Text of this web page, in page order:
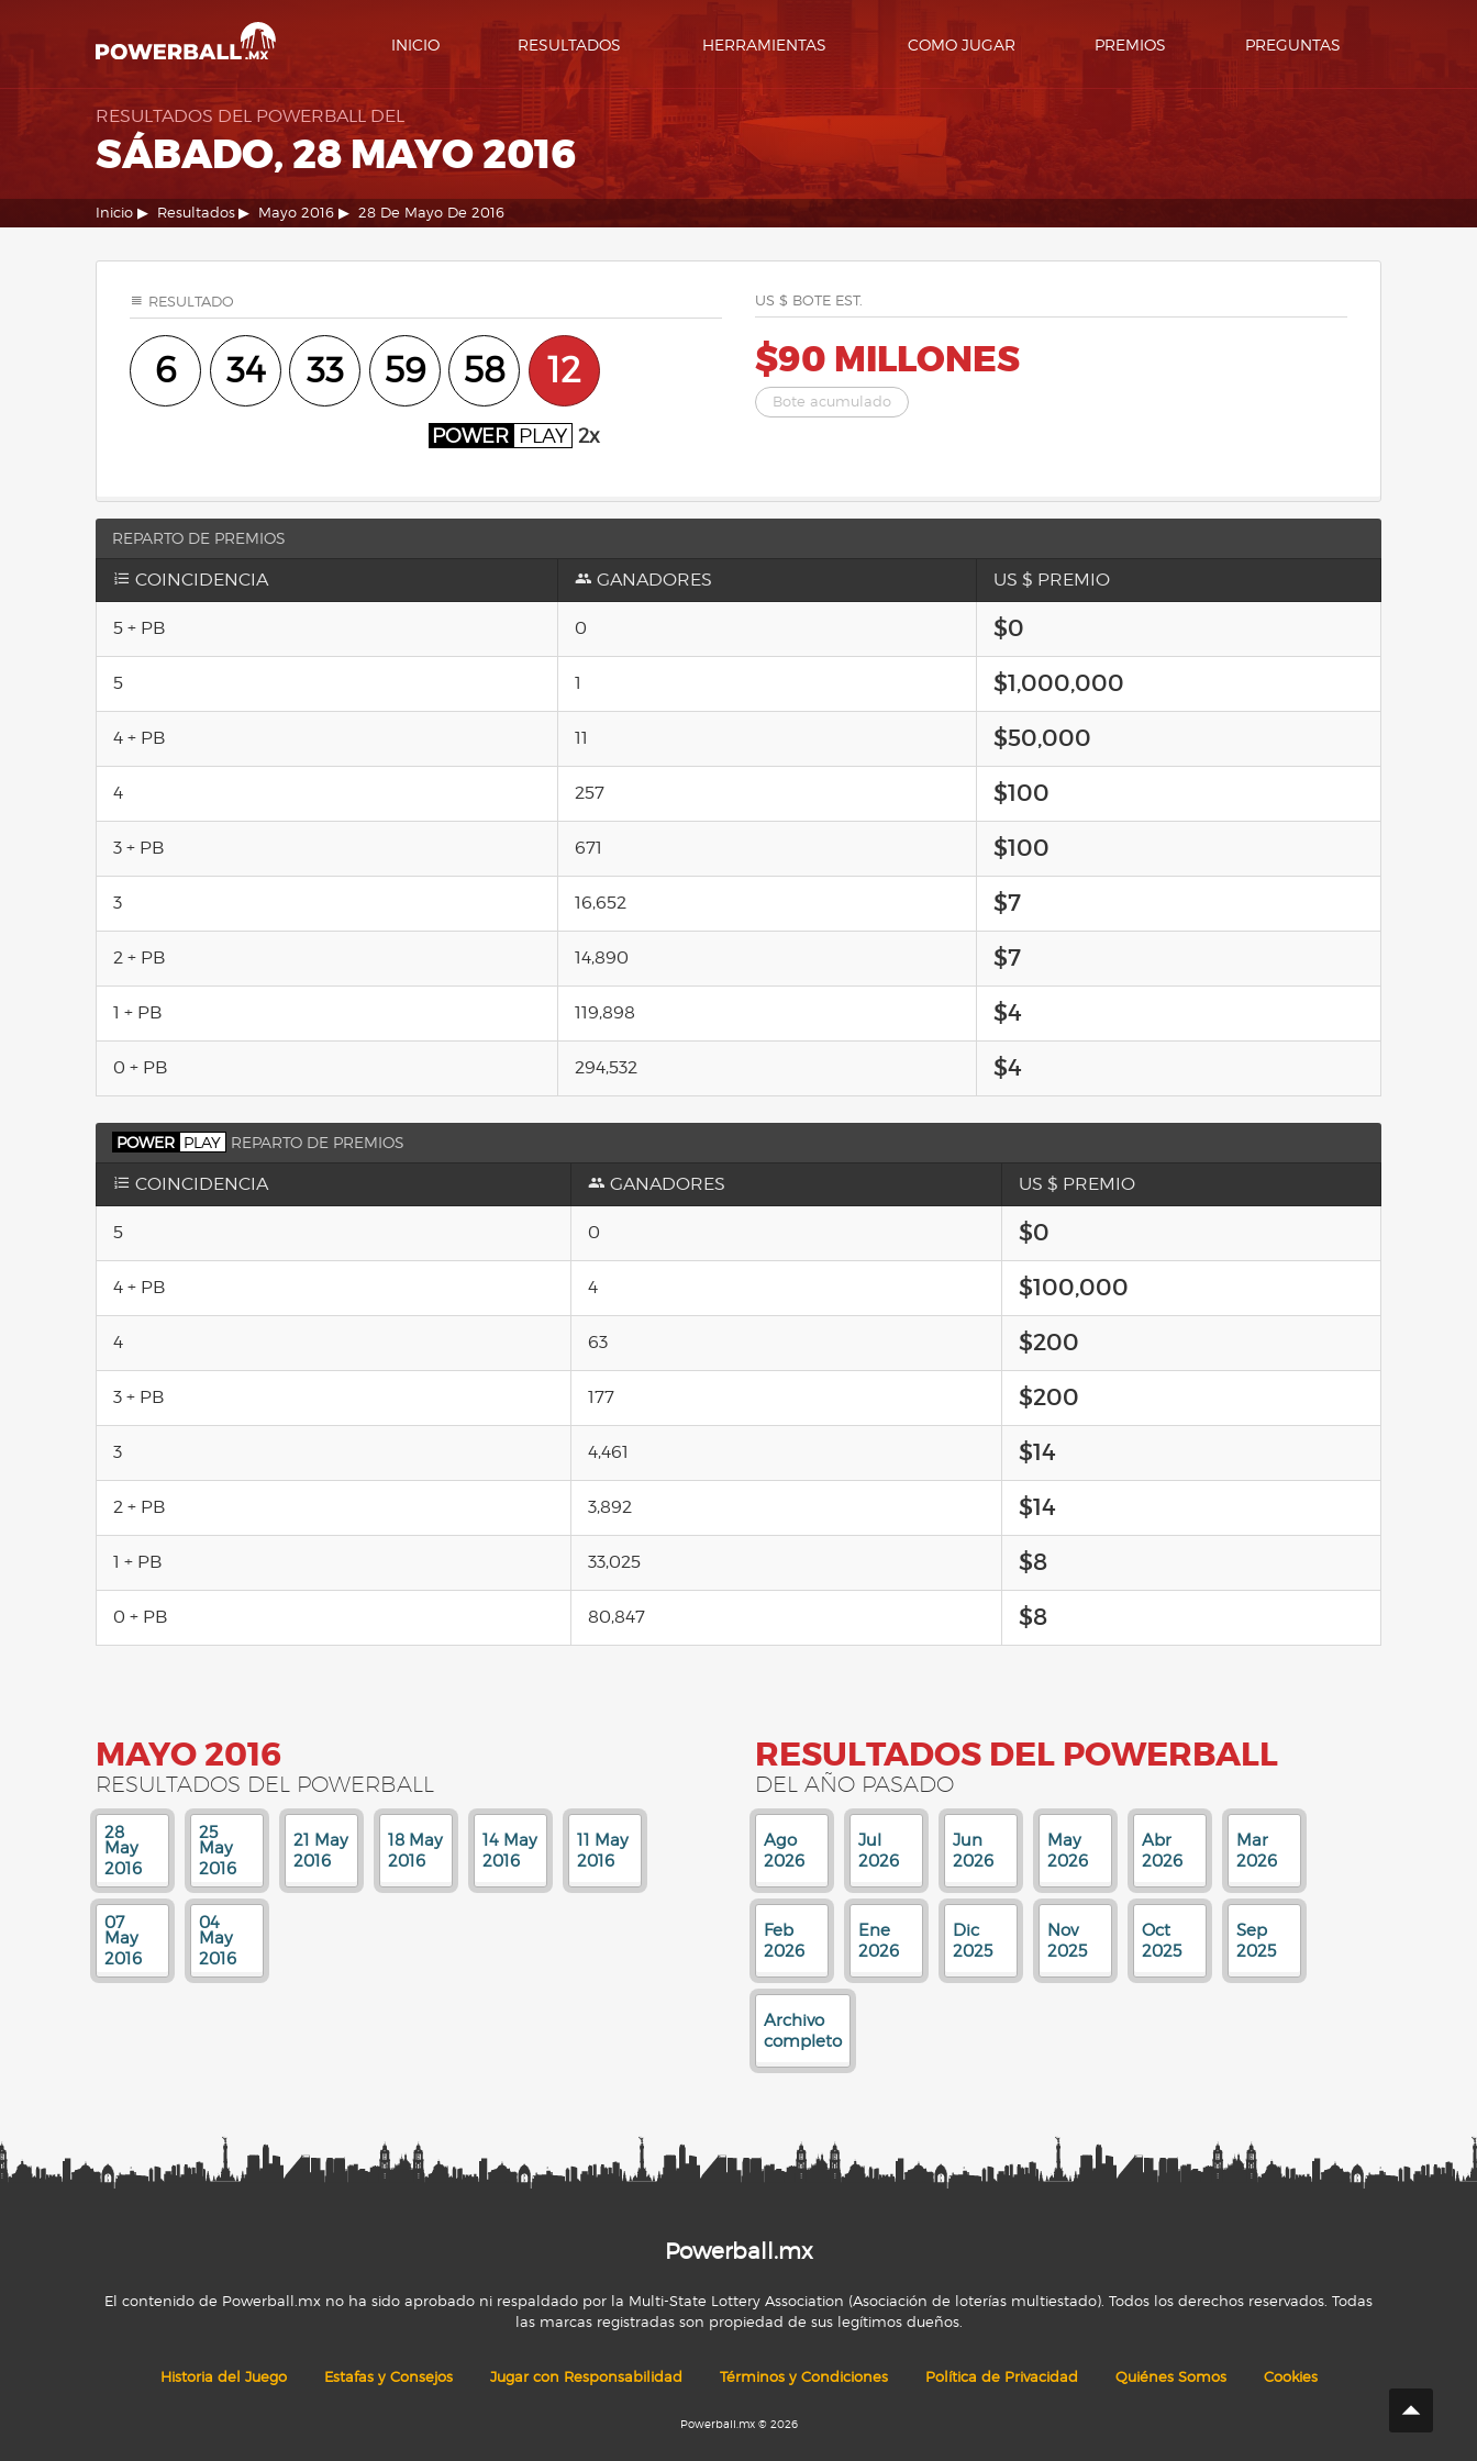
INICIO RESULTADOS HERRAMIENTAS COMO JUGAR PREMIOS PREGUNTAS
RESULTADOS DEL POWERBALL DEL
SÁBADO, 28 MAYO 2016
Inicio Resultados Mayo 2016 28 De Mayo De 2016
RESULTADO
6 34 33 59 58 12
POWER PLAY 2x
US $ BOTE EST.
$90 MILLONES
Bote acumulado
REPARTO DE PREMIOS
COINCIDENCIA GANADORES US $ PREMIO
5 + PB 0 $0
5 1 $1,000,000
4 + PB 11 $50,000
4 257 $100
3 + PB 671 $100
3 16,652 $7
2 + PB 14,890 $7
1 + PB 119,898 $4
0 + PB 294,532 $4
POWER PLAY REPARTO DE PREMIOS
COINCIDENCIA GANADORES US $ PREMIO
5 0 $0
4 + PB 4 $100,000
4 63 $200
3 + PB 177 $200
3 4,461 $14
2 + PB 3,892 $14
1 + PB 33,025 $8
0 + PB 80,847 $8
MAYO 2016
RESULTADOS DEL POWERBALL
28
May
2016
25
May
2016
21 May
2016
18 May
2016
14 May
2016
11 May
2016
07
May
2016
04
May
2016
RESULTADOS DEL POWERBALL
DEL AÑO PASADO
Ago
2026
Jul
2026
Jun
2026
May
2026
Abr
2026
Mar
2026
Feb
2026
Ene
2026
Dic
2025
Nov
2025
Oct
2025
Sep
2025
Archivo
completo
Powerball.mx
El contenido de Powerball.mx no ha sido aprobado ni respaldado por la Multi-State Lottery Association (Asociación de loterías multiestado). Todos los derechos reservados. Todas
las marcas registradas son propiedad de sus legítimos dueños.
Historia del Juego Estafas y Consejos Jugar con Responsabilidad Términos y Condiciones Política de Privacidad Quiénes Somos Cookies
Powerball.mx © 2026